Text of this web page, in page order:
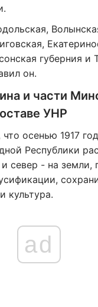
губерния и
он.
и части
УНР
осенью 1917
Республики
север - на земли,
культура.
ad